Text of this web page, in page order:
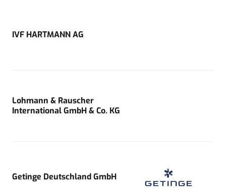
IVF HARTMANN AG
Lohmann & Rauscher
International GmbH & Co. KG
Getinge Deutschland GmbH